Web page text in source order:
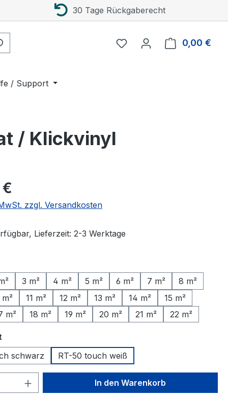
30 Tage Rückgaberecht
0,00 €
/ Support
/ Klickvinyl
zzgl. Versandkosten
Lieferzeit: 2-3 Werktage
3 m² 4 m² 5 m² 6 m² 7 m²
8 m²
11 m² 12 m² 13 m² 14 m²
15 m²
m² 18 m² 19 m² 20 m² 21 m² 22 m²
schwarz
RT-50 touch weiß
Anzahl: Gib den gewünschten Wert
In den Warenkorb